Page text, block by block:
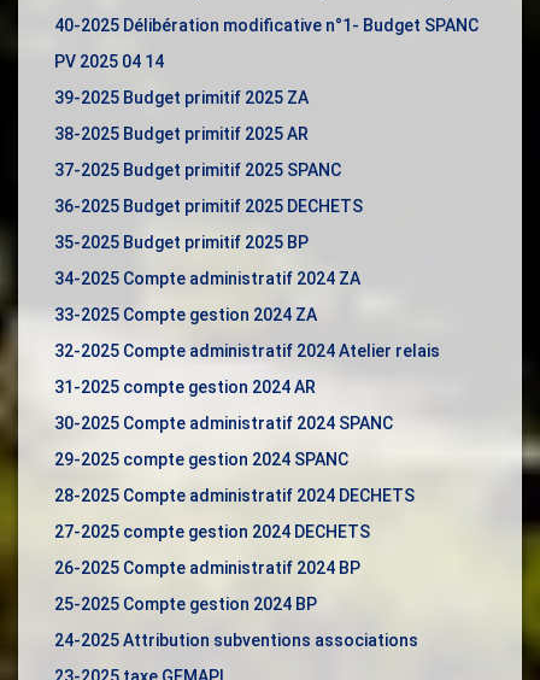
40-2025 Délibération modificative n°1- Budget SPANC
PV 2025 04 14
39-2025 Budget primitif 2025 ZA
38-2025 Budget primitif 2025 AR
37-2025 Budget primitif 2025 SPANC
36-2025 Budget primitif 2025 DECHETS
35-2025 Budget primitif 2025 BP
34-2025 Compte administratif 2024 ZA
33-2025 Compte gestion 2024 ZA
32-2025 Compte administratif 2024 Atelier relais
31-2025 compte gestion 2024 AR
30-2025 Compte administratif 2024 SPANC
29-2025 compte gestion 2024 SPANC
28-2025 Compte administratif 2024 DECHETS
27-2025 compte gestion 2024 DECHETS
26-2025 Compte administratif 2024 BP
25-2025 Compte gestion 2024 BP
24-2025 Attribution subventions associations